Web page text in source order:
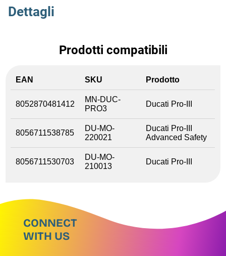
Dettagli
Prodotti compatibili
EAN SKU Prodotto
8052870481412
MN-DUC-
PRO3
Ducati Pro-III
8056711538785
DU-MO-
220021
Ducati Pro-III
Advanced Safety
8056711530703
DU-MO-
210013
Ducati Pro-III
CONNECT
WITH US